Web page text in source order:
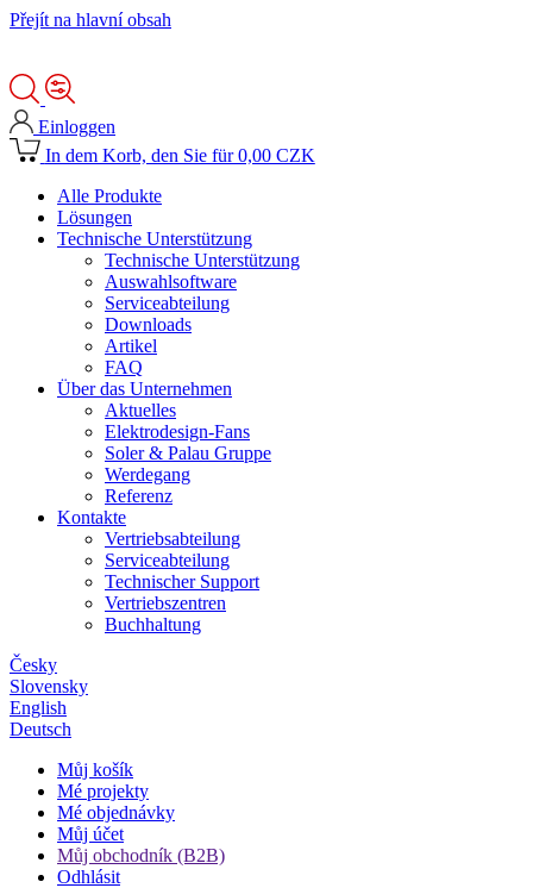
Přejít na hlavní obsah
Einloggen
In dem Korb, den Sie für 0,00 CZK
Alle Produkte
Lösungen
Technische Unterstützung
Technische Unterstützung
Auswahlsoftware
Serviceabteilung
Downloads
Artikel
FAQ
Über das Unternehmen
Aktuelles
Elektrodesign-Fans
Soler & Palau Gruppe
Werdegang
Referenz
Kontakte
Vertriebsabteilung
Serviceabteilung
Technischer Support
Vertriebszentren
Buchhaltung
Česky
Slovensky
English
Deutsch
Můj košík
Mé projekty
Mé objednávky
Můj účet
Můj obchodník (B2B)
Odhlásit